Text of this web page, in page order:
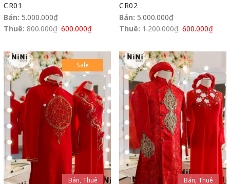
CR01
Bán: 5.000.000₫
Thuê: 800.000₫ 600.000₫
CR02
Bán: 5.000.000₫
Thuê: 1.200.000₫ 600.000₫
Bán, Thuê
Sale
Bán, Thuê